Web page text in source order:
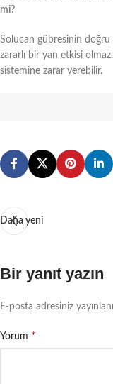
mi?
Solucan gübresinin doğru
zararlı bir yan etkisi
sistemine zarar verebilir.
Daha yeni
Bir yanıt yazın
E-posta adresiniz
Yorum *